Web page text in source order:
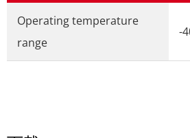
Operating temperature
range
-